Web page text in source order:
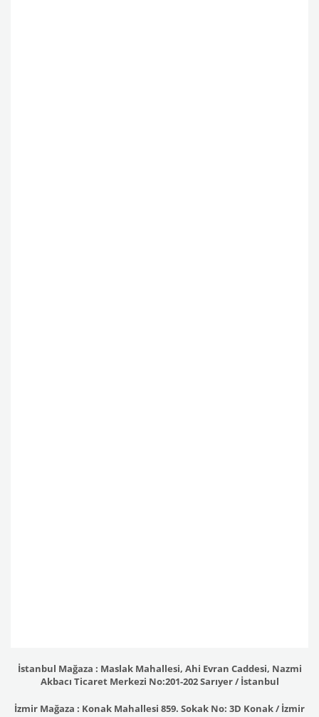
İstanbul Mağaza : Maslak Mahallesi, Ahi Evran Caddesi, Nazmi
Akbacı Ticaret Merkezi No:201-202 Sarıyer / İstanbul
İzmir Mağaza : Konak Mahallesi 859. Sokak No: 3D Konak / İzmir